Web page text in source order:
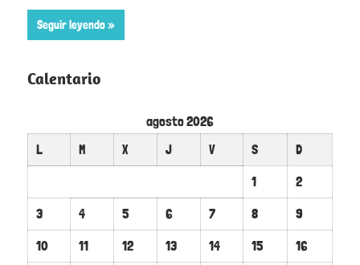
Seguir leyendo
Calentario
agosto 2026
L
M X J V S
D
1
2
3
4 5 6 7 8
9
10
11 12 13 14 15
16